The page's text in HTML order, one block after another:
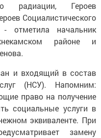
радиации, Героев
Социалистического
отметила начальник
районе и
и входящий в состав
(НСУ). Напомним:
право на получение
социальные услуги в
эквиваленте. При
замену